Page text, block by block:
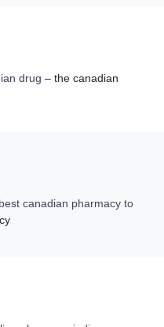
drug – the canadian
best canadian pharmacy to